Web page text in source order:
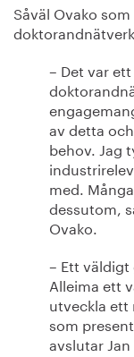
Såväl Ovako
– Det var
av detta
behov. Jag
med.
dessutom,
Ovako.
– Ett väldigt
Alleima ett
utveckla ett
som
avslutar